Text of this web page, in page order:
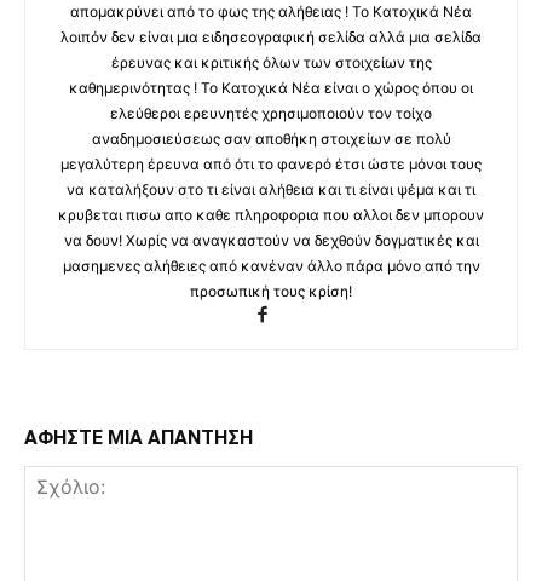
απομακρύνει από το φως της αλήθειας ! Το Κατοχικά Νέα
λοιπόν δεν είναι μια ειδησεογραφική σελίδα αλλά μια σελίδα
έρευνας και κριτικής όλων των στοιχείων της
καθημερινότητας ! Το Κατοχικά Νέα είναι ο χώρος όπου οι
ελεύθεροι ερευνητές χρησιμοποιούν τον τοίχο
αναδημοσιεύσεως σαν αποθήκη στοιχείων σε πολύ
μεγαλύτερη έρευνα από ότι το φανερό έτσι ώστε μόνοι τους
να καταλήξουν στο τι είναι αλήθεια και τι είναι ψέμα και τι
κρυβεται πισω απο καθε πληροφορια που αλλοι δεν μπορουν
να δουν! Χωρίς να αναγκαστούν να δεχθούν δογματικές και
μασημενες αλήθειες από κανέναν άλλο πάρα μόνο από την
προσωπική τους κρίση!
ΑΦΗΣΤΕ ΜΙΑ ΑΠΑΝΤΗΣΗ